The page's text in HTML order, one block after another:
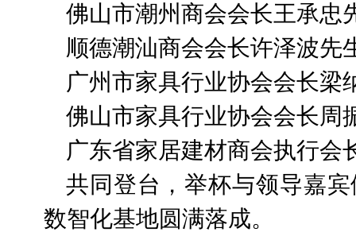
佛山市潮州商会会长王承忠
顺德潮汕商会会长许泽波先
广州市家具行业协会会长梁
佛山市家具行业协会会长周
广东省家居建材商会执行会
共同登台，举杯与领导嘉
数智化基地圆满落成。